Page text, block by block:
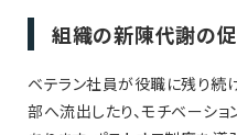
組織の新陳代謝の
ベテラン社員が役職に残り続
部へ流出したり、モチベーシ